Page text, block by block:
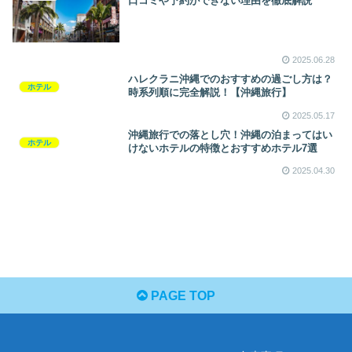
2025.06.28
ホテル
ハレクラニ沖縄でのおすすめの過ごし方は？
時系列順に完全解説！【沖縄旅行】
2025.05.17
ホテル
沖縄旅行での落とし穴！沖縄の泊まってはい
けないホテルの特徴とおすすめホテル7選
2025.04.30
PAGE TOP